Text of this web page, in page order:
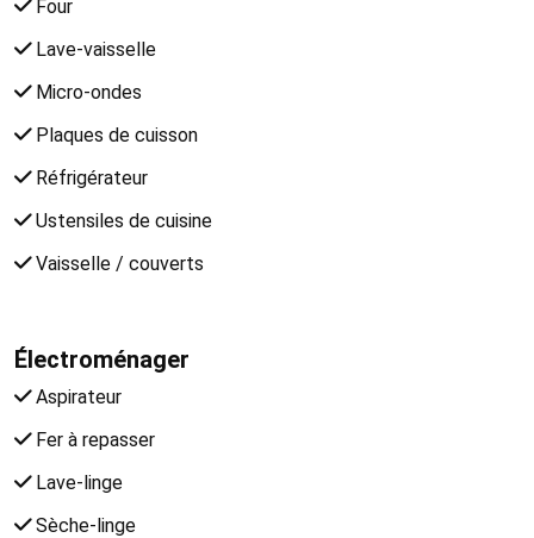
Four
Lave-vaisselle
Micro-ondes
Plaques de cuisson
Réfrigérateur
Ustensiles de cuisine
Vaisselle / couverts
Électroménager
Aspirateur
Fer à repasser
Lave-linge
Sèche-linge